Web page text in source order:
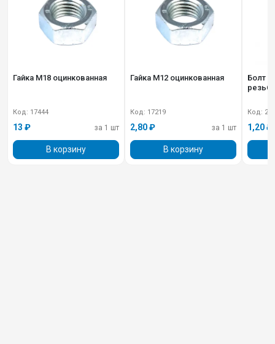
Гайка М18 оцинкованная
Код: 17444
13 ₽ за 1 шт
В корзину
Гайка М12 оцинкованная
Код: 17219
2,80 ₽ за 1 шт
В корзину
Болт М
Код:
1,20 ₽